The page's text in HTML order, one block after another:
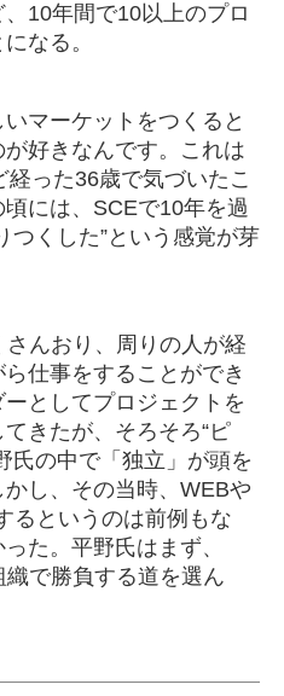
10年間で10以上のプロ
なる。
いマーケットをつくると
好きなんです。これは
った36歳で気づいたこ
には、SCEで10年を過
つくした”という感覚が芽
んおり、周りの人が経
仕事をすることができ
としてプロジェクトを
きたが、そろそろ“ピ
氏の中で「独立」が頭を
し、その当時、WEBや
るというのは前例もな
た。平野氏はまず、
で勝負する道を選ん